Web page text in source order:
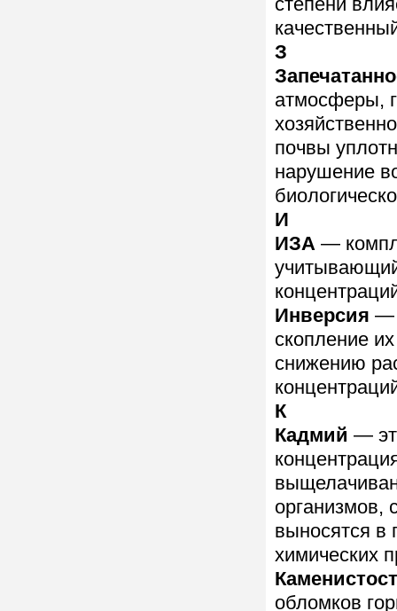
степени
З
атмосферы,
почвы
нарушение
И
ИЗА —
Инверсия —
скопление
снижению
К
Кадмий —
организмов,
выносятся в
химических
обломков